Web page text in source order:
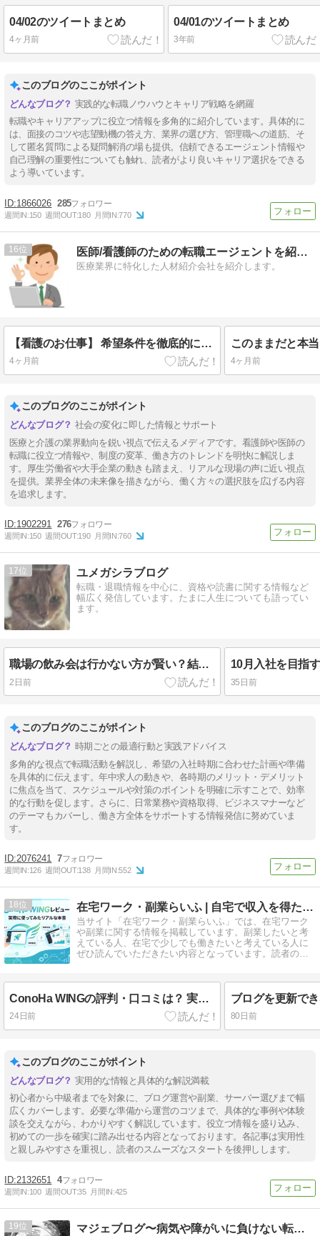
04/02のツイートまとめ
4ヶ月前
04/01のツイートまとめ
3年前
このブログのここがポイント
実践的な転職ノウハウとキャリア戦略を網羅
転職やキャリアアップに役立つ情報を多角的に紹介しています。具体的に
は、面接のコツや志望動機の答え方、業界の選び方、管理職への道筋、そ
して匿名質問による疑問解消の場も提供。信頼できるエージェント情報や
自己理解の重要性についても触れ、読者がより良いキャリア選択をできる
よう導いています。
1866026 285
週間IN:150 週間OUT:180 月間IN:770
16 医師/看護師のための転職エージェントを紹介！
医療業界に特化した人材紹介会社を紹介します。
【看護のお仕事】 希望条件を徹底的に聞いてくれますので、登録をおすすめします！
4ヶ月前 4ヶ月前
このブログのここがポイント
社会の変化に即した情報とサポート
医療と介護の業界動向を鋭い視点で伝えるメディアです。看護師や医師の
転職に役立つ情報や、制度の変革、働き方のトレンドを明快に解説しま
す。厚生労働省や大手企業の動きも踏まえ、リアルな現場の声に近い視点
を提供。業界全体の未来像を描きながら、働く方々の選択肢を広げる内容
を追求します。
1902291 276
週間IN:150 週間OUT:190 月間IN:760
17 ユメガシラブログ
転職・退職情報を中心に、資格や読書に関する情報など
幅広く発信しています。たまに人生についても語ってい
ます。
職場の飲み会は行かない方が賢い？結局は楽しめるかどうかが重要
2日前 35日前
このブログのここがポイント
時期ごとの最適行動と実践アドバイス
多角的な視点で転職活動を解説し、希望の入社時期に合わせた計画や準備
を具体的に伝えます。年中求人の動きや、各時期のメリット・デメリット
に焦点を当て、スケジュールや対策のポイントを明確に示すことで、効率
的な行動を促します。さらに、日常業務や資格取得、ビジネスマナーなど
のテーマもカバーし、働き方全体をサポートする情報発信に努めていま
す。
2076241 7
週間IN:126 週間OUT:138 月間IN:552
18 在宅ワーク・副業らいふ | 自宅で収入を得たい人のために
当サイト「在宅ワーク・副業らいふ」では、在宅ワーク
や副業に関する情報を掲載しています。副業したいと考
えている人、在宅で少しでも働きたいと考えている人に
ぜひ読んでいただきたい内容となっています。読者の方
ConoHa WINGの評判・口コミは？ 実際に使ってみた本音レビュー
24日前 80日前
このブログのここがポイント
実用的な情報と具体的な解説満載
初心者から中級者までを対象に、ブログ運営や副業、サーバー選びまで幅
広くカバーします。必要な準備から運営のコツまで、具体的な事例や体験
談を交えながら、わかりやすく解説しています。役立つ情報を盛り込み、
初めての一歩を確実に踏み出せる内容となっております。各記事は実用性
と親しみやすさを重視し、読者のスムーズなスタートを後押しします。
2132651 4
週間IN:100 週間OUT:35 月間IN:425
19 マジェブログ〜病気や障がいに負けない転職活動を応援〜